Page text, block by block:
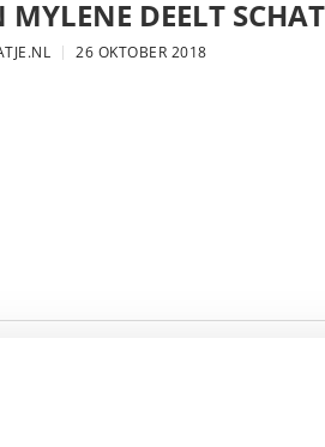
MYLENE DEELT
26 OKTOBER 2018
SAAR